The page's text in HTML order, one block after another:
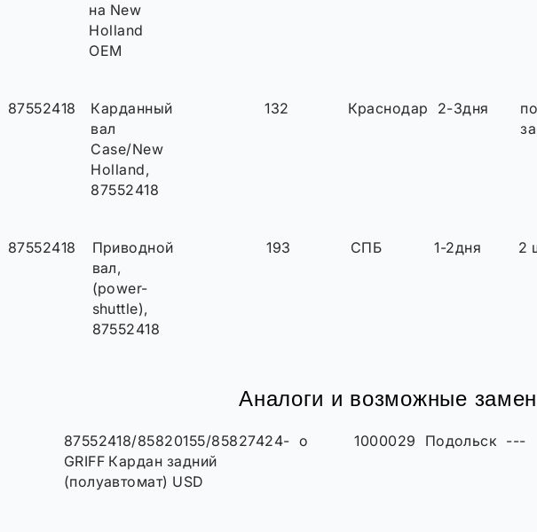
на New
Holland
OEM
87552418
Карданный
вал
Case/New
Holland,
87552418
132 Краснодар 2-3дня
по
87552418
Приводной
вал,
(power-
shuttle),
87552418
193 СПБ 1-2дня 2
Аналоги и возможные
87552418/85820155/85827424-
GRIFF Кардан задний
(полуавтомат) USD
о 1000029 Подольск ---